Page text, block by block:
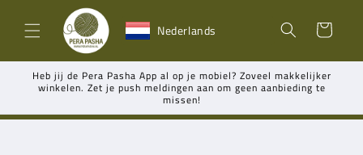
naar de
content Nederlands Winkelwagen
Heb jij de Pera Pasha App al op je mobiel? Zoveel makkelijker
winkelen. Zet je push meldingen aan om geen aanbieding te
missen!